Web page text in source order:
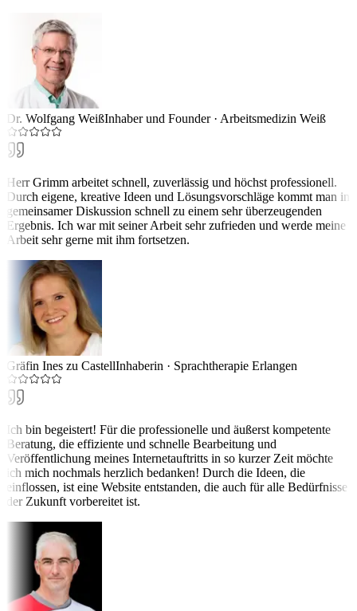
Dr. Wolfgang WeißInhaber und Founder· Arbeitsmedizin Weiß
Herr Grimm arbeitet schnell, zuverlässig und höchst professionell.
Durch eigene, kreative Ideen und Lösungsvorschläge kommt man in
gemeinsamer Diskussion schnell zu einem sehr überzeugenden
Ergebnis. Ich war mit seiner Arbeit sehr zufrieden und werde meine
Arbeit sehr gerne mit ihm fortsetzen.
Gräfin Ines zu CastellInhaberin · Sprachtherapie Erlangen
Ich bin begeistert! Für die professionelle und äußerst kompetente
Beratung, die effiziente und schnelle Bearbeitung und
Veröffentlichung meines Internetauftritts in so kurzer Zeit möchte
ich mich nochmals herzlich bedanken! Durch die Ideen, die
einflossen, ist eine Website entstanden, die auch für alle Bedürfnisse
der Zukunft vorbereitet ist.